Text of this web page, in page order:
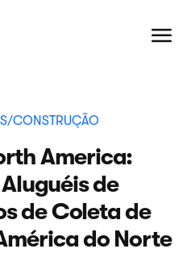
CONSTRUÇÃO
America:
de
de Coleta de
do Norte